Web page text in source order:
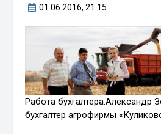
01.06.2016, 21:15
Работа бухгалтера:Александр
бухгалтер агрофирмы